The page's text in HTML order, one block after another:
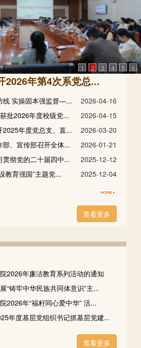
1 2 3 4 5 6
2026年第4次系党总...
线 实操固本强监督—...
2026-04-16
批2026年度校级党...
2026-04-15
2025年度党总支、直...
2026-03-20
部、宣传部召开全体...
2026-01-21
贯彻党的二十届四中...
2025-12-12
教育强国”主题党...
2025-12-04
查看更多
2026年廉洁教育系列活动的通知
“铸牢中华民族共同体意识”主...
2026年“福籽同心爱中华” 活...
年度基层党组织书记抓基层党建...
查看更多